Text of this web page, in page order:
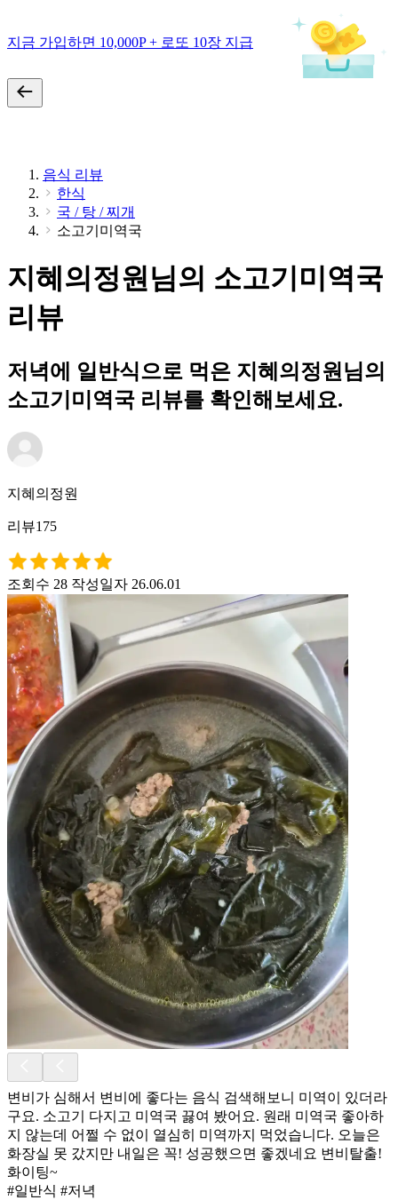
지금 가입하면 10,000P + 로또 10장 지급
음식 리뷰
한식
국 / 탕 / 찌개
소고기미역국
지혜의정원님의 소고기미역국
리뷰
저녁에 일반식으로 먹은 지혜의정원님의
소고기미역국 리뷰를 확인해보세요.
지혜의정원
리뷰175
조회수 28 작성일자 26.06.01
변비가 심해서 변비에 좋다는 음식 검색해보니 미역이 있더라
구요. 소고기 다지고 미역국 끓여 봤어요. 원래 미역국 좋아하
지 않는데 어쩔 수 없이 열심히 미역까지 먹었습니다. 오늘은
화장실 못 갔지만 내일은 꼭! 성공했으면 좋겠네요 변비탈출!
화이팅~
#일반식 #저녁